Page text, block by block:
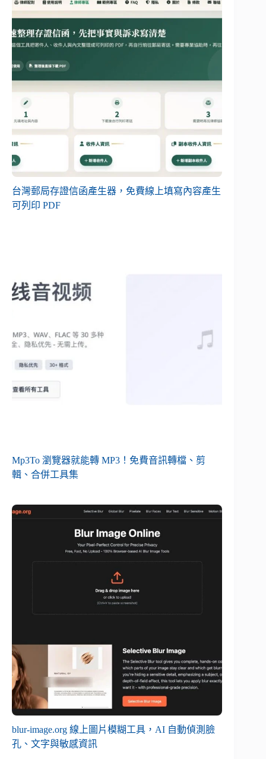
台灣郵局存證信函產生器，免費線上填寫內容產生
可列印 PDF
Mp3To 瀏覽器就能轉 MP3！免費音訊轉檔、剪
輯、合併工具集
blur-image.org 線上圖片模糊工具，AI 自動偵測臉
孔、文字與敏感資訊